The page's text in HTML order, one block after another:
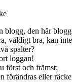
blogg, den här
väldigt bra, kan
spalter?
loggan!
först och främst;
förändras eller